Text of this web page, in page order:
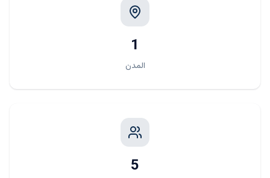
1
المدن
5